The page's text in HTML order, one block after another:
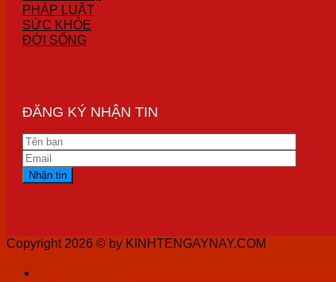
PHÁP LUẬT
SỨC KHỎE
ĐỜI SỐNG
ĐĂNG KÝ NHẬN TIN
Copyright 2026 © by KINHTENGAYNAY.COM